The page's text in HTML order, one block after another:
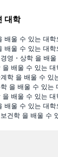
대학
배울 수 있는 대학
배울 수 있는 대학
영・상학 을 배
을 배울 수 있는 대
학 을 배울 수 있
을 배울 수 있는
을 배울 수 있는 대
배울 수 있는 대학
건학 을 배울 수